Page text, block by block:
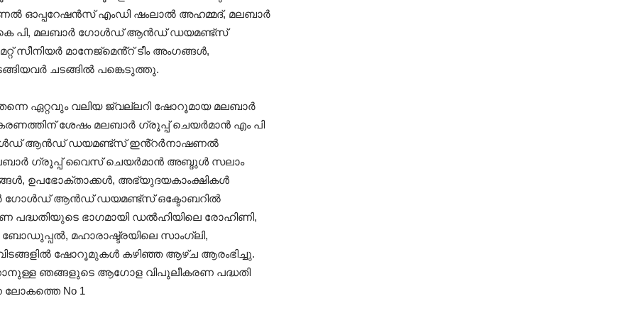
എംഡി ഷംലാൽ അഹമ്മദ്, മലബാർ
പി, മലബാർ ഗോൾഡ് ആൻഡ് ഡയമണ്ട്‌സ്
മാനേജ്‌മെൻ്റ് ടീം അംഗങ്ങൾ,
ചടങ്ങിൽ പങ്കെടുത്തു.
ഏറ്റവും വലിയ ജ്വല്ലറി ഷോറൂമായ മലബാർ
ശേഷം മലബാർ ഗ്രൂപ്പ് ചെയർമാൻ എം പി
ആൻഡ് ഡയമണ്ട്സ് ഇൻ്റർനാഷണൽ
ഗ്രൂപ്പ് വൈസ് ചെയർമാൻ അബ്ദുൾ സലാം
ഉപഭോക്താക്കൾ, അഭ്യുദയകാംക്ഷികൾ
ഗോൾഡ് ആൻഡ് ഡയമണ്ട്സ് ഒക്ടോബറിൽ
പദ്ധതിയുടെ ഭാഗമായി ഡൽഹിയിലെ രോഹിണി,
മഹാരാഷ്ട്രയിലെ സാംഗ്ലി,
ഷോറൂമുകൾ കഴിഞ്ഞ ആഴ്ച ആരംഭിച്ചു.
ഞങ്ങളുടെ ആഗോള വിപുലീകരണ പദ്ധതി
No 1